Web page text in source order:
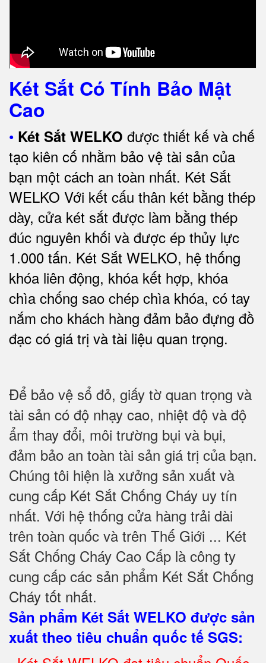
Két Sắt Có Tính Bảo Mật
Cao
• Két Sắt WELKO được thiết kế và chế
tạo kiên cố nhằm bảo vệ tài sản của
bạn một cách an toàn nhất. Két Sắt
WELKO Với kết cấu thân két bằng thép
dày, cửa két sắt được làm bằng thép
đúc nguyên khối và được ép thủy lực
1.000 tấn. Két Sắt WELKO, hệ thống
khóa liên động, khóa kết hợp, khóa
chìa chống sao chép chìa khóa, có tay
nắm cho khách hàng đảm bảo đựng đồ
đạc có giá trị và tài liệu quan trọng.
Để bảo vệ sổ đỏ, giấy tờ quan trọng và
tài sản có độ nhạy cao, nhiệt độ và độ
ẩm thay đổi, môi trường bụi và bụi,
đảm bảo an toàn tài sản giá trị của bạn.
Chúng tôi hiện là xưởng sản xuất và
cung cấp Két Sắt Chống Cháy uy tín
nhất. Với hệ thống cửa hàng trải dài
trên toàn quốc và trên Thế Giới ... Két
Sắt Chống Cháy Cao Cấp là công ty
cung cấp các sản phẩm Két Sắt Chống
Cháy tốt nhất.
Sản phẩm Két Sắt WELKO được sản
xuất theo tiêu chuẩn quốc tế SGS: